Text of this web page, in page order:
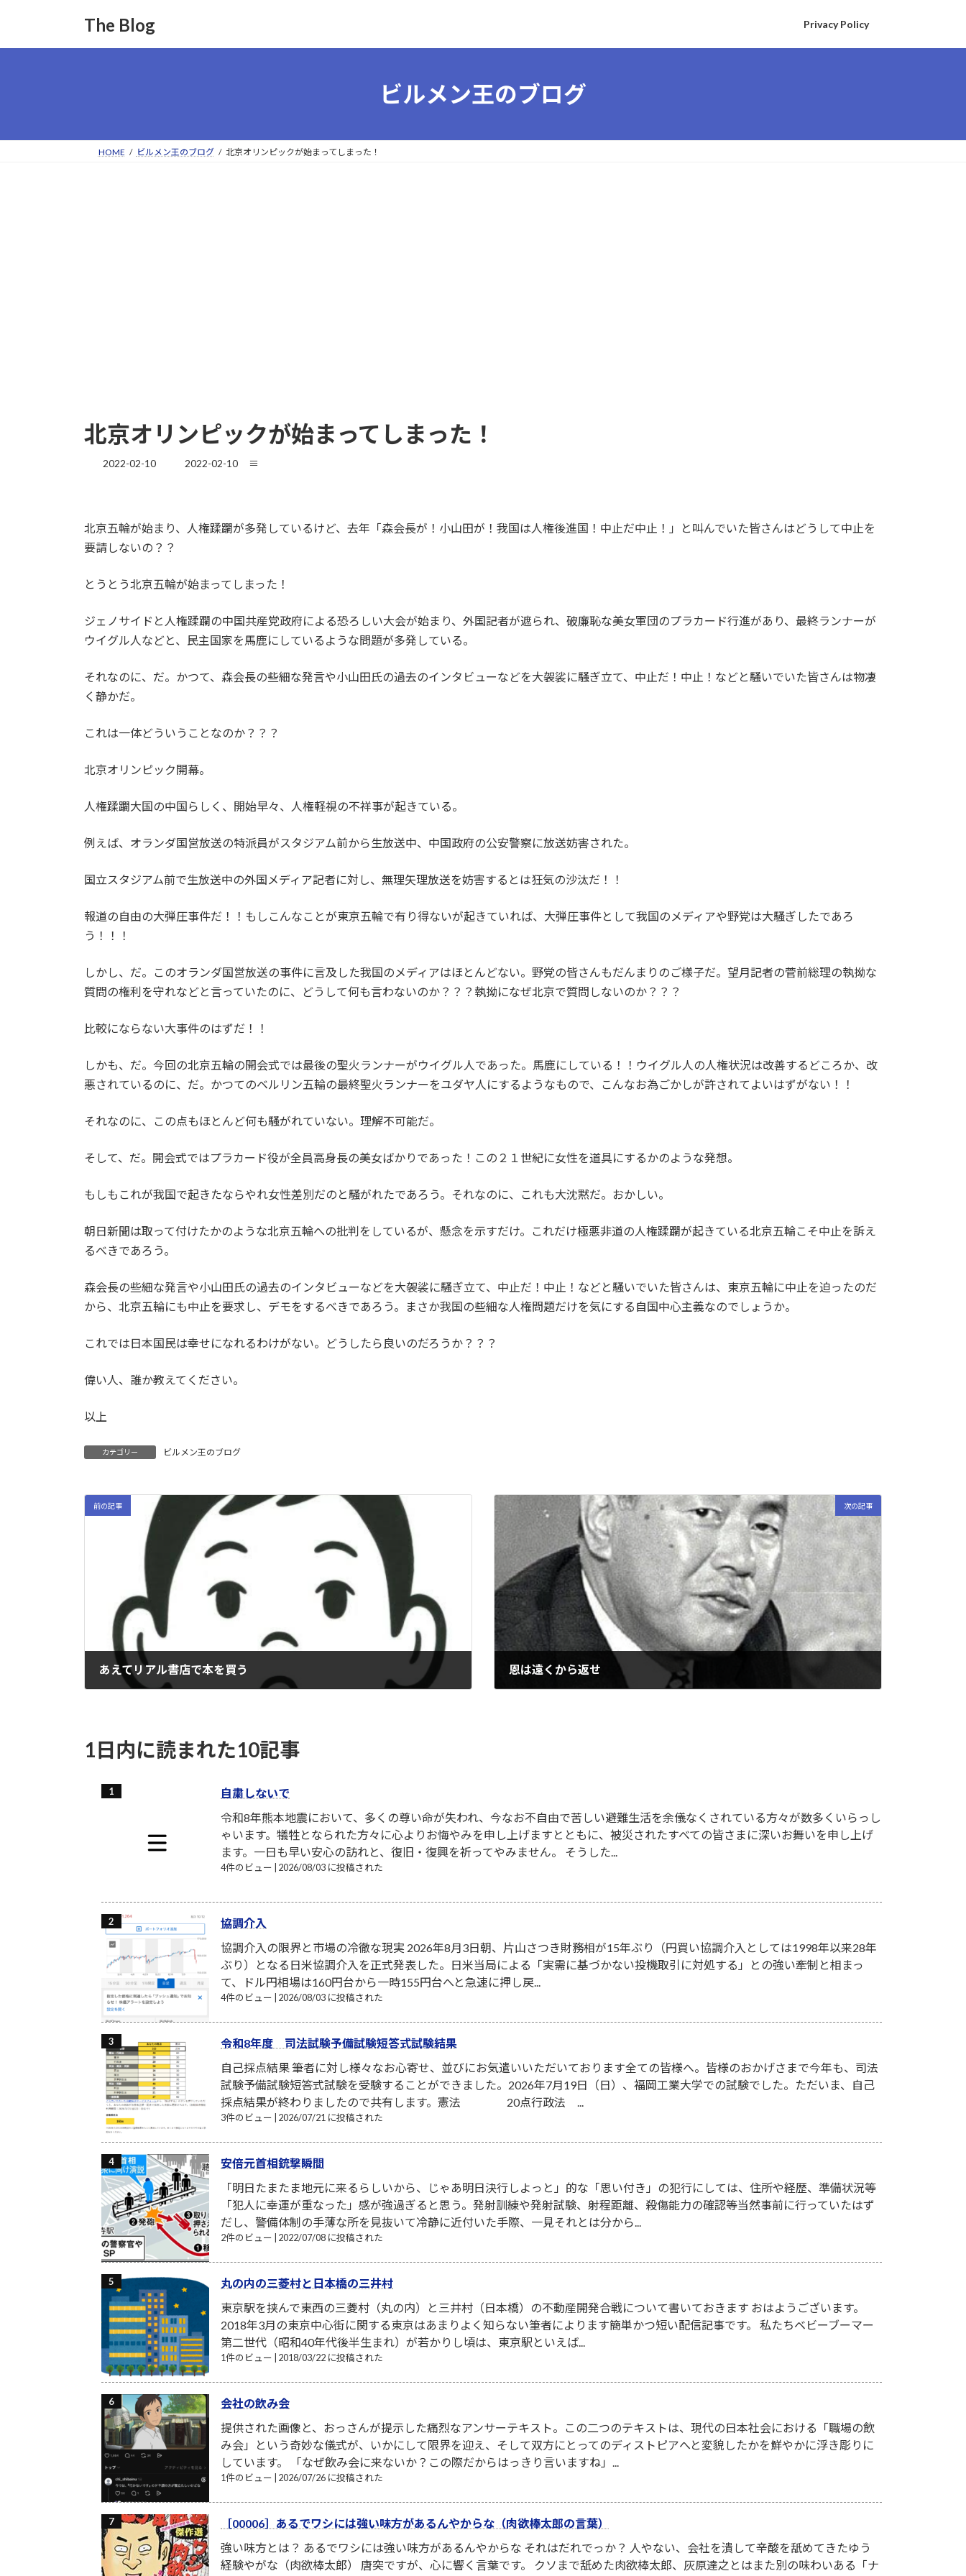
The Blog Privacy Policy
ビルメン王のブログ
HOME ビルメン王のブログ 北京オリンピックが始まってしまった！
北京オリンピックが始まってしまった！
2022-02-10
最
時
2022-02-10 ≡
北京五輪が始まり、人権蹂躙が多発しているけど、去年「森会長が！小山田が！我国は人権後進国！中止だ中止！」と叫んでいた皆さんはどうして中止を
要請しないの？？
とうとう北京五輪が始まってしまった！
ジェノサイドと人権蹂躙の中国共産党政府による恐ろしい大会が始まり、外国記者が遮られ、破廉恥な美女軍団のプラカード行進があり、最終ランナーが
ウイグル人などと、民主国家を馬鹿にしているような問題が多発している。
それなのに、だ。かつて、森会長の些細な発言や小山田氏の過去のインタビューなどを大袈裟に騒ぎ立て、中止だ！中止！などと騒いでいた皆さんは物凄
く静かだ。
これは一体どういうことなのか？？？
北京オリンピック開幕。
人権蹂躙大国の中国らしく、開始早々、人権軽視の不祥事が起きている。
例えば、オランダ国営放送の特派員がスタジアム前から生放送中、中国政府の公安警察に放送妨害された。
国立スタジアム前で生放送中の外国メディア記者に対し、無理矢理放送を妨害するとは狂気の沙汰だ！！
報道の自由の大弾圧事件だ！！もしこんなことが東京五輪で有り得ないが起きていれば、大弾圧事件として我国のメディアや野党は大騒ぎしたであろ
う！！！
しかし、だ。このオランダ国営放送の事件に言及した我国のメディアはほとんどない。野党の皆さんもだんまりのご様子だ。望月記者の菅前総理の執拗な
質問の権利を守れなどと言っていたのに、どうして何も言わないのか？？？執拗になぜ北京で質問しないのか？？？
比較にならない大事件のはずだ！！
しかも、だ。今回の北京五輪の開会式では最後の聖火ランナーがウイグル人であった。馬鹿にしている！！ウイグル人の人権状況は改善するどころか、改
悪されているのに、だ。かつてのベルリン五輪の最終聖火ランナーをユダヤ人にするようなもので、こんなお為ごかしが許されてよいはずがない！！
それなのに、この点もほとんど何も騒がれていない。理解不可能だ。
そして、だ。開会式ではプラカード役が全員高身長の美女ばかりであった！この２１世紀に女性を道具にするかのような発想。
もしもこれが我国で起きたならやれ女性差別だのと騒がれたであろう。それなのに、これも大沈黙だ。おかしい。
朝日新聞は取って付けたかのような北京五輪への批判をしているが、懸念を示すだけ。これだけ極悪非道の人権蹂躙が起きている北京五輪こそ中止を訴え
るべきであろう。
森会長の些細な発言や小山田氏の過去のインタビューなどを大袈裟に騒ぎ立て、中止だ！中止！などと騒いでいた皆さんは、東京五輪に中止を迫ったのだ
から、北京五輪にも中止を要求し、デモをするべきであろう。まさか我国の些細な人権問題だけを気にする自国中心主義なのでしょうか。
これでは日本国民は幸せになれるわけがない。どうしたら良いのだろうか？？？
偉い人、誰か教えてください。
以上
カテゴリー ビルメン王のブログ
前の記事
あえてリアル書店で本を買う
次の記事
恩は遠くから返せ
1日内に読まれた10記事
自粛しないで
令和8年熊本地震において、多くの尊い命が失われ、今なお不自由で苦しい避難生活を余儀なくされている方々が数多くいらっし
ゃいます。犠牲となられた方々に心よりお悔やみを申し上げますとともに、被災されたすべての皆さまに深いお舞いを申し上げ
ます。一日も早い安心の訪れと、復旧・復興を祈ってやみません。 そうした...
4件のビュー 2026/08/03 に投稿された
協調介入
協調介入の限界と市場の冷徹な現実 2026年8月3日朝、片山さつき財務相が15年ぶり（円買い協調介入としては1998年以来28年
ぶり）となる日米協調介入を正式発表した。日米当局による「実需に基づかない投機取引に対処する」との強い牽制と相まっ
て、ドル円相場は160円台から一時155円台へと急速に押し戻...
4件のビュー 2026/08/03 に投稿された
令和8年度 司法試験予備試験短答式試験結果
自己採点結果 筆者に対し様々なお心寄せ、並びにお気遣いいただいております全ての皆様へ。皆様のおかげさまで今年も、司法
試験予備試験短答式試験を受験することができました。2026年7月19日（日）、福岡工業大学での試験でした。ただいま、自己
採点結果が終わりましたので共有します。憲法 20点行政法 ...
3件のビュー 2026/07/21 に投稿された
安倍元首相銃撃瞬間
「明日たまたま地元に来るらしいから、じゃあ明日決行しよっと」的な「思い付き」の犯行にしては、住所や経歴、準備状況等
「犯人に幸運が重なった」感が強過ぎると思う。発射訓練や発射試験、射程距離、殺傷能力の確認等当然事前に行っていたはず
だし、警備体制の手薄な所を見抜いて冷静に近付いた手際、一見それとは分から...
2件のビュー 2022/07/08 に投稿された
丸の内の三菱村と日本橋の三井村
東京駅を挟んで東西の三菱村（丸の内）と三井村（日本橋）の不動産開発合戦について書いておきます おはようございます。
2018年3月の東京中心街に関する東京はあまりよく知らない筆者によります簡単かつ短い配信記事です。 私たちベビーブーマー
第二世代（昭和40年代後半生まれ）が若かりし頃は、東京駅といえば...
1件のビュー 2018/03/22 に投稿された
会社の飲み会
提供された画像と、おっさんが提示した痛烈なアンサーテキスト。この二つのテキストは、現代の日本社会における「職場の飲
み会」という奇妙な儀式が、いかにして限界を迎え、そして双方にとってのディストピアへと変貌したかを鮮やかに浮き彫りに
しています。 「なぜ飲み会に来ないか？この際だからはっきり言いますね」...
1件のビュー 2026/07/26 に投稿された
［00006］あるでワシには強い味方があるんやからな（肉欲棒太郎の言葉）
強い味方とは？ あるでワシには強い味方があるんやからな それはだれでっか？ 人やない、会社を潰して辛酸を舐めてきたゆう
経験やがな（肉欲棒太郎） 唐突ですが、心に響く言葉です。 クソまで舐めた肉欲棒太郎、灰原達之とはまた別の味わいある「ナ